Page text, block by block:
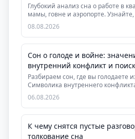
Глубокий анализ сна о работе в
мамы, говне и аэропорте.
08.08.2026
Сон о голоде и войне:
внутренний конфликт и
Разбираем сон, где вы голодаете
Символика внутреннего
Практическ...
06.08.2026
К чему снятся пустые
толкование сна